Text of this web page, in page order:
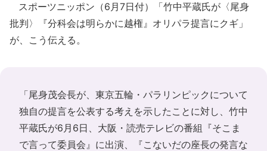
スポーツニッポン（6月7日付）「竹中平蔵氏が〈尾身
批判〉『分科会は明らかに越権』オリパラ提言にクギ」
が、こう伝える。
「尾身茂会長が、東京五輪・パラリンピックについて
独自の提言を公表する考えを示したことに対し、竹中
平蔵氏が6月6日、大阪・読売テレビの番組『そこま
で言って委員会』に出演、『こないだの座長の発言な